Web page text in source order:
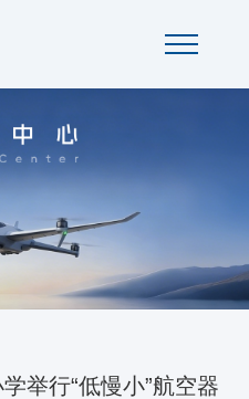
举行“低慢小”航空器